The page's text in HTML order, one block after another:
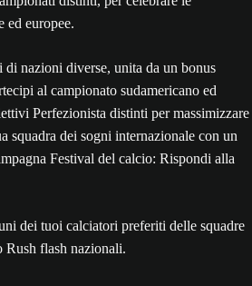
ed europee.
di nazioni diverse, unita da un bonus
al campionato sudamericano ed
Perfezionista distinti per massimizzare
squadra dei sogni internazionale con un
Festival del calcio: Rispondi alla
dei tuoi calciatori preferiti delle squadre
flash nazionali.